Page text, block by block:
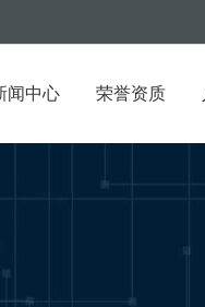
闻中心 荣誉资质